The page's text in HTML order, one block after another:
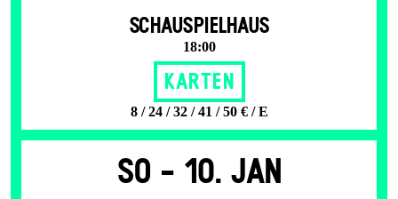
SCHAUSPIELHAUS
18:00
Karten
8 / 24 / 32 / 41 / 50 € / E
So - 10. Jan